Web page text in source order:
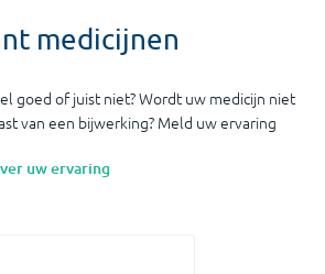
medicijnen
goed of juist niet? Wordt uw medicijn niet
van een bijwerking? Meld uw ervaring
uw ervaring